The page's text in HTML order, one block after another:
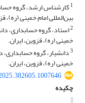
1کارشناس ارشد، گروه
بین‌المللی امام خمینی (ره)،
2استاد، گروه حسابداری،
خمینی (ره)، قزوین، ایران.
3دانشیار، گروه حسابداری،
خمینی (ره)، قزوین، ایران.
چکیده